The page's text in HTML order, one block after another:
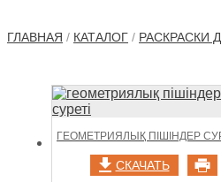
ГЛАВНАЯ / КАТАЛОГ / РАСКРАСКИ
ГЕОМЕТРИЯЛЫҚ ПІШІНДЕР
СКАЧАТЬ